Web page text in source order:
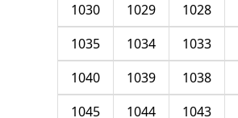
1028
1029
1030
1033
1034
1035
1038
1039
1040
1043
1044
1045